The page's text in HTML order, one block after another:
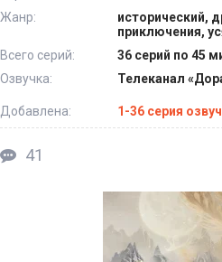
Жанр:
исторический,
приключения,
Всего серий:
36 серий по 45
Озвучка:
Телеканал
Добавлена: 1-36 серия
41